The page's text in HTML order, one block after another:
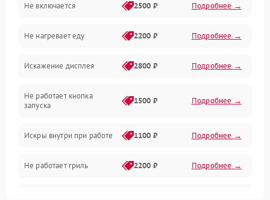
Механика и внутренние элементы
Механические повреждения
Питание и запуск
Нагрев и приготовление
Программное обеспечение
Не включается 2500 ₽ Подробнее →
Не нагревает еду 2200 ₽ Подробнее →
Искажение дисплея 2800 ₽ Подробнее →
Не работает кнопка
запуска
1500 ₽ Подробнее →
Искры внутри при работе 1100 ₽ Подробнее →
Не работает гриль 2200 ₽ Подробнее →